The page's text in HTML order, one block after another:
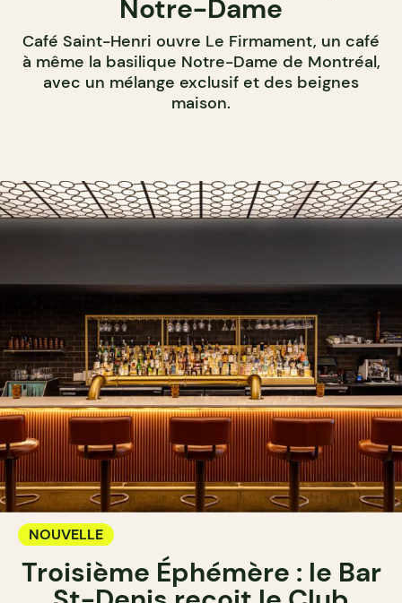
Notre-Dame
Café Saint-Henri ouvre Le Firmament, un café
à même la basilique Notre-Dame de Montréal,
avec un mélange exclusif et des beignes
maison.
NOUVELLE
Troisième Éphémère : le Bar